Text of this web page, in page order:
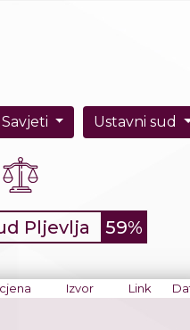
Savjeti Ustavni sud
Pljevlja 59%
Izvor Link